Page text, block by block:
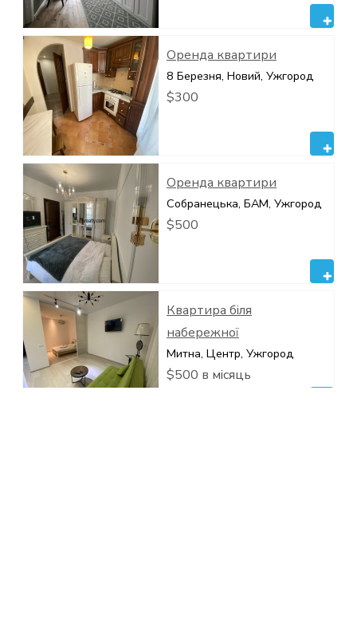
Оренда квартири
8 Березня, Новий, Ужгород
$300
Оренда квартири
Собранецька, БАМ, Ужгород
$500
Квартира біля
набережної
Митна, Центр, Ужгород
$500 в місяць